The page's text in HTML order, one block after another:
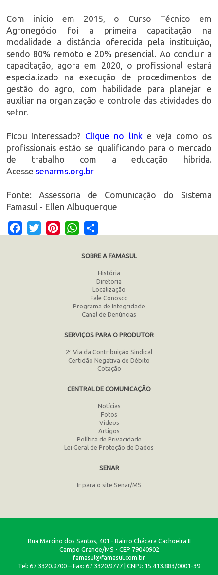
Com início em 2015, o Curso Técnico em
Agronegócio foi a primeira capacitação na
modalidade a distância oferecida pela instituição,
sendo 80% remoto e 20% presencial. Ao concluir a
capacitação, agora em 2020, o profissional estará
especializado na execução de procedimentos de
gestão do agro, com habilidade para planejar e
auxiliar na organização e controle das atividades do
setor.
Ficou interessado? Clique no linke veja como os
profissionais estão se qualificando para o mercado
de trabalho com a educação híbrida.
Acesse senarms.org.br
Fonte: Assessoria de Comunicação do Sistema
Famasul - Ellen Albuquerque
Facebook
Twitter PinterestWhatsApp
SOBRE A FAMASUL
História
Diretoria
Localização
Fale Conosco
Programa de Integridade
Canal de Denúncias
SERVIÇOS PARA O PRODUTOR
2ª Via da Contribuição Sindical
Certidão Negativa de Débito
Cotação
CENTRAL DE COMUNICAÇÃO
Notícias
Fotos
Vídeos
Artigos
Política de Privacidade
Lei Geral de Proteção de Dados
SENAR
Ir para o site Senar/MS
Rua Marcino dos Santos, 401 - Bairro Chácara Cachoeira II
Campo Grande/MS - CEP 79040902
famasul@famasul.com.br
Tel: 67 3320.9700 – Fax: 67 3320.9777 | CNPJ: 15.413.883/0001-39